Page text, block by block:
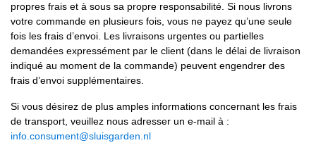
propres frais et à sous sa propre responsabilité. Si nous livrons
votre commande en plusieurs fois, vous ne payez qu’une seule
fois les frais d’envoi. Les livraisons urgentes ou partielles
demandées expressément par le client (dans le délai de livraison
indiqué au moment de la commande) peuvent engendrer des
frais d’envoi supplémentaires.
Si vous désirez de plus amples informations concernant les frais
de transport, veuillez nous adresser un e-mail à :
info.consument@sluisgarden.nl